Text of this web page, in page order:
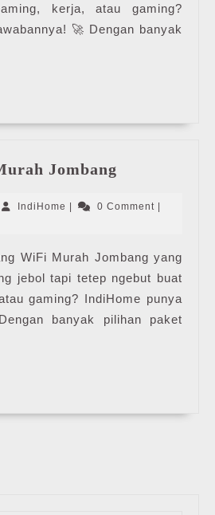
kerja, atau gaming?
🚀 Dengan banyak
Jombang
Murah
IndiHome IndiHome0 Comment
WiFi Murah Jombang yang
jebol tapi tetep ngebut buat
gaming? IndiHome punya
banyak pilihan paket